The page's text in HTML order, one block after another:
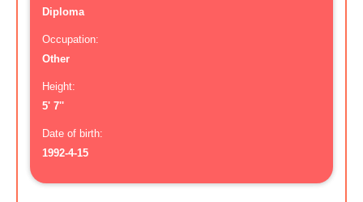
Diploma
Occupation:
Other
Height:
5' 7''
Date of birth:
1992-4-15